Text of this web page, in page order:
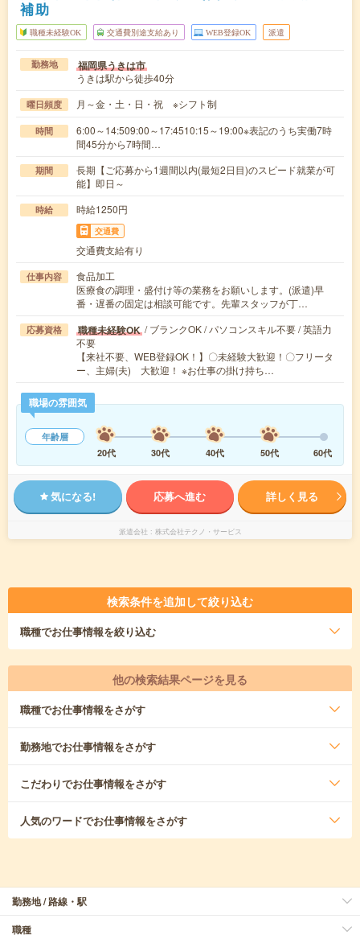
補助
職種未経験OK 交通費別途支給あり WEB登録OK 派遣
勤務地 福岡県うきは市
うきは駅から徒歩40分
曜日頻度 月～金・土・日・祝 ※シフト制
時間
6:00～14:509:00～17:4510:15～19:00※表記のうち実働7時
間45分から7時間…
期間
長期【ご応募から1週間以内(最短2日目)のスピード就業が可
能】即日～
時給 時給1250円
交通費
交通費支給有り
仕事内容
食品加工
医療食の調理・盛付け等の業務をお願いします。(派遣)早
番・遅番の固定は相談可能です。先輩スタッフが丁…
応募資格 職種未経験OK / ブランクOK / パソコンスキル不要 / 英語力
不要
【来社不要、WEB登録OK！】〇未経験大歓迎！〇フリータ
ー、主婦(夫) 大歓迎！ ※お仕事の掛け持ち…
職場の雰囲気
年齢層
20代
30代 40代 50代 60代
気になる! 応募へ進む 詳しく見る
派遣会社 株式会社テクノ・サービス
検索条件を追加して絞り込む
職種でお仕事情報を絞り込む
他の検索結果ページを見る
職種でお仕事情報をさがす
勤務地でお仕事情報をさがす
こだわりでお仕事情報をさがす
人気のワードでお仕事情報をさがす
勤務地 / 路線・駅
職種